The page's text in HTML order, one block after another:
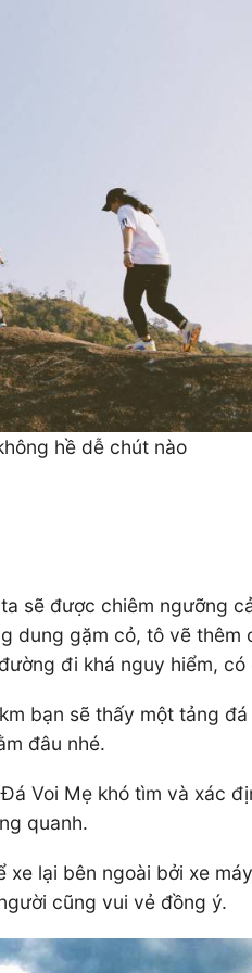
hề dễ chút nào
sẽ được chiêm ngưỡng
dung gặm cỏ, tô vẽ
đi khá nguy hiểm,
bạn sẽ thấy một tảng
đâu nhé.
Voi Mẹ khó tìm và xác
quanh.
lại bên ngoài bởi xe
cũng vui vẻ đồng ý.